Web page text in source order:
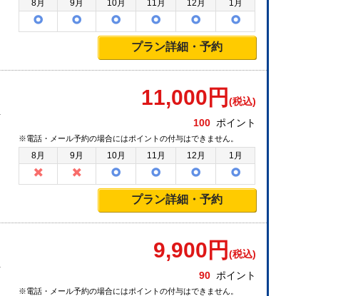
8月 9月 10月 11月 12月 1月
プラン詳細・予約
11,000 円 (税込)
100 ポイント
※電話・メール予約の場合にはポイントの付与はできません。
8月 9月 10月 11月 12月 1月
プラン詳細・予約
9,900 円 (税込)
90 ポイント
※電話・メール予約の場合にはポイントの付与はできません。